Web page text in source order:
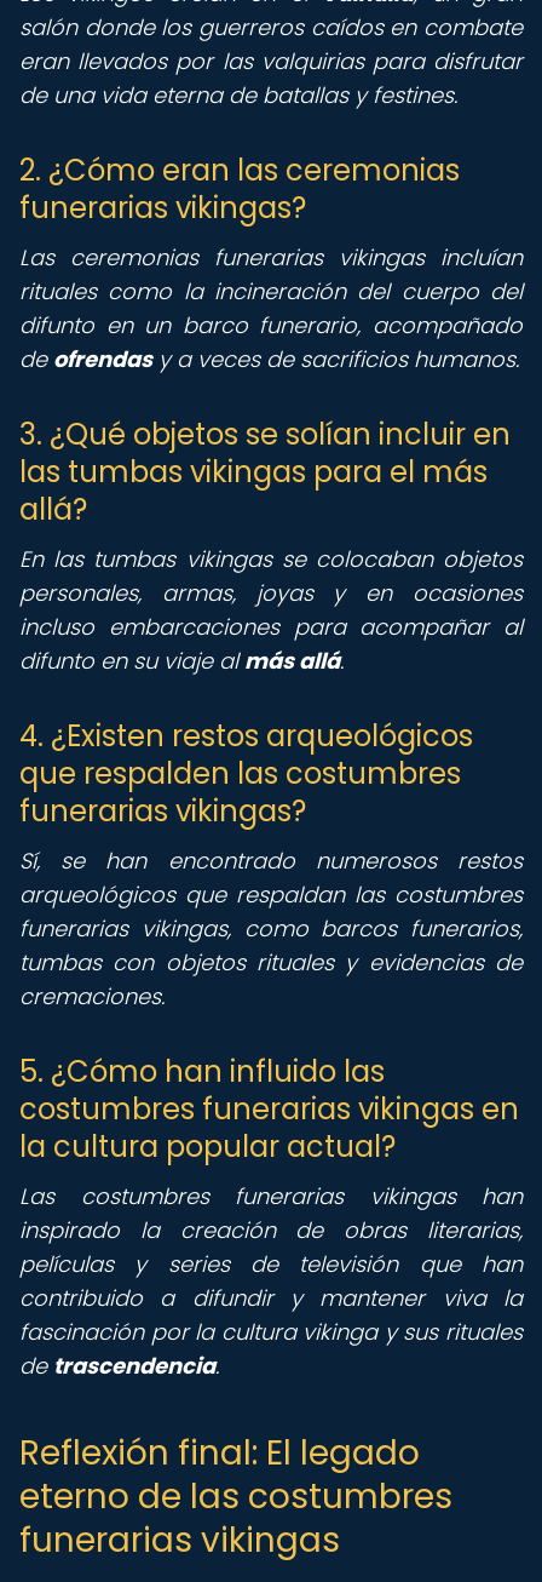
salón donde los guerreros caídos en combate
eran llevados por las valquirias para disfrutar
de una vida eterna de batallas y festines.
2. ¿Cómo eran las ceremonias
funerarias vikingas?
Las ceremonias funerarias vikingas incluían
rituales como la incineración del cuerpo del
difunto en un barco funerario, acompañado
de ofrendasy a veces de sacrificios humanos.
3. ¿Qué objetos se solían incluir en
las tumbas vikingas para el más
allá?
En las tumbas vikingas se colocaban objetos
personales, armas, joyas y en ocasiones
incluso embarcaciones para acompañar al
difunto en su viaje almás allá.
4. ¿Existen restos arqueológicos
que respalden las costumbres
funerarias vikingas?
Sí, se han encontrado numerosos restos
arqueológicos que respaldan las costumbres
funerarias vikingas, como barcos funerarios,
tumbas con objetos rituales y evidencias de
cremaciones.
5. ¿Cómo han influido las
costumbres funerarias vikingas en
la cultura popular actual?
Las costumbres funerarias vikingas han
inspirado la creación de obras literarias,
películas y series de televisión que han
contribuido a difundir y mantener viva la
fascinación por la cultura vikinga y sus rituales
de trascendencia.
Reflexión final: El legado
eterno de las costumbres
funerarias vikingas